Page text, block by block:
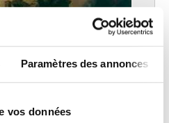
Paramètres des annonces
vos données